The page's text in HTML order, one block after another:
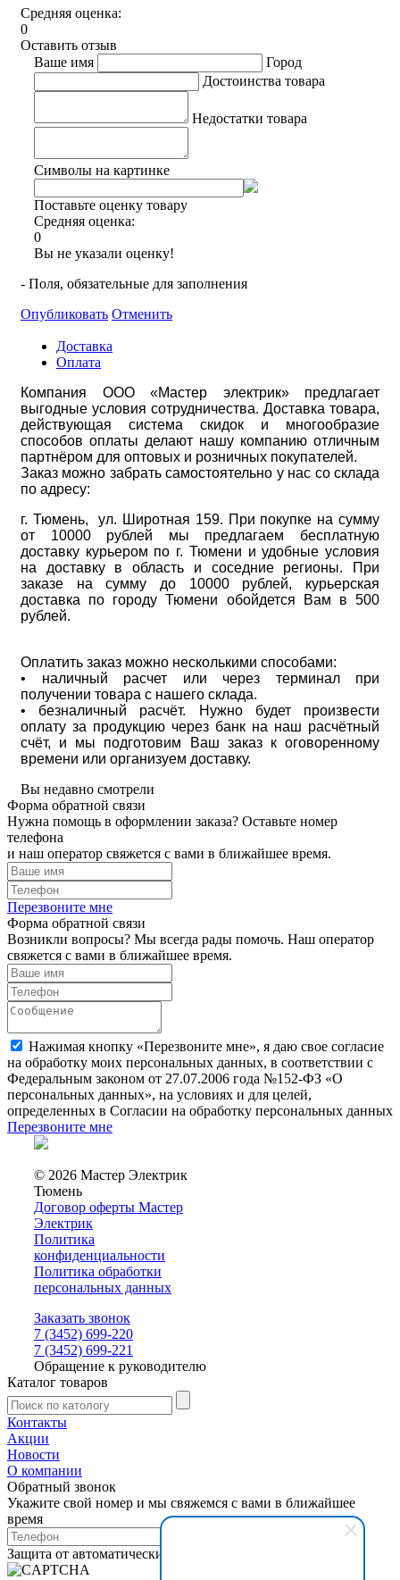
Средняя оценка:
0
Оставить отзыв
Ваше имя
Город
Достоинства товара
Недостатки товара
Символы на картинке
Поставьте оценку товару
Средняя оценка:
0
Вы не указали оценку!
- Поля, обязательные для заполнения
Опубликовать Отменить
Доставка
Оплата
Компания ООО «Мастер электрик» предлагает
выгодные условия сотрудничества. Доставка товара,
действующая система скидок и многообразие
способов оплаты делают нашу компанию отличным
партнёром для оптовых и розничных покупателей.
Заказ можно забрать самостоятельно у нас со склада
по адресу:
г. Тюмень, ул. Широтная 159. При покупке на сумму
от 10000 рублей мы предлагаем бесплатную
доставку курьером по г. Тюмени и удобные условия
на доставку в область и соседние регионы. При
заказе на сумму до 10000 рублей, курьерская
доставка по городу Тюмени обойдется Вам в 500
рублей.
Оплатить заказ можно несколькими способами:
• наличный расчет или через терминал при
получении товара с нашего склада.
• безналичный расчёт. Нужно будет произвести
оплату за продукцию через банк на наш расчётный
счёт, и мы подготовим Ваш заказ к оговоренному
времени или организуем доставку.
Вы недавно смотрели
Форма обратной связи
Нужна помощь в оформлении заказа? Оставьте номер
телефона
и наш оператор свяжется с вами в ближайшее время.
Перезвоните мне
Форма обратной связи
Возникли вопросы? Мы всегда рады помочь. Наш оператор
свяжется с вами в ближайшее время.
Нажимая кнопку «Перезвоните мне», я даю свое согласие
на обработку моих персональных данных, в соответствии с
Федеральным законом от 27.07.2006 года №152-ФЗ «О
персональных данных», на условиях и для целей,
определенных в Согласии на обработку персональных данных
Перезвоните мне
© 2026 Мастер Электрик
Тюмень
Договор оферты Мастер
Электрик
Политика
конфиденциальности
Политика обработки
персональных данных
Заказать звонок
7 (3452) 699-220
7 (3452) 699-221
Обращение к руководителю
Каталог товаров
Контакты
Акции
Новости
О компании
Обратный звонок
Укажите свой номер и мы свяжемся с вами в ближайшее
время
Защита от автоматических сообщений